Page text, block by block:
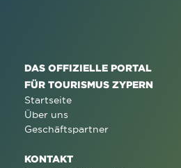
DAS OFFIZIELLE PORTAL
FÜR TOURISMUS ZYPERN
Startseite
Über uns
Geschäftspartner
KONTAKT